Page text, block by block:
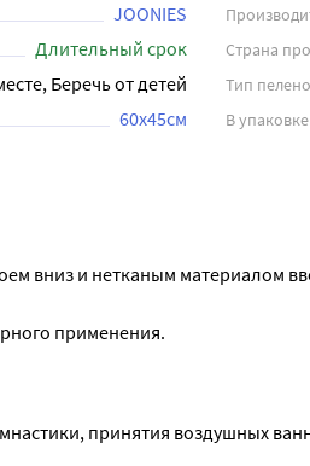
JOONIES
Длительный срок Страна
Беречь от детей Тип
60х45см В упаковке
вниз и нетканым материалом
применения.
принятия воздушных